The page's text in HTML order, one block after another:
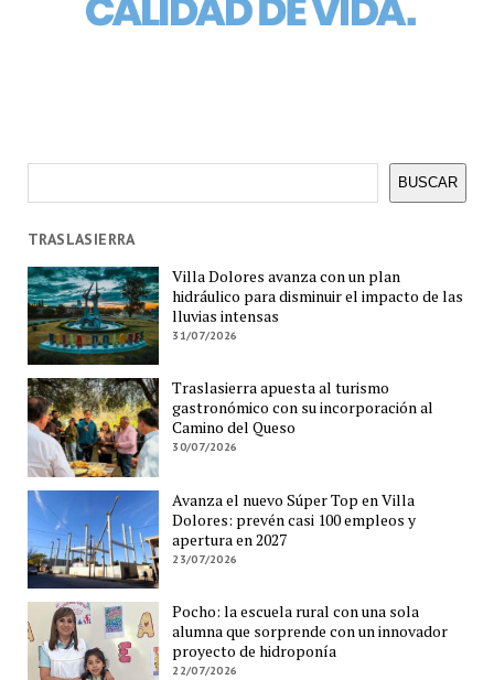
BUSCAR
TRASLASIERRA
Villa Dolores avanza con un plan
hidráulico para disminuir el impacto de las
lluvias intensas
31/07/2026
Traslasierra apuesta al turismo
gastronómico con su incorporación al
Camino del Queso
30/07/2026
Avanza el nuevo Súper Top en Villa
Dolores: prevén casi 100 empleos y
apertura en 2027
23/07/2026
Pocho: la escuela rural con una sola
alumna que sorprende con un innovador
proyecto de hidroponía
22/07/2026